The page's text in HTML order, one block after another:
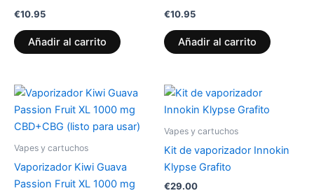
€10.95
Añadir al carrito
€10.95
Añadir al carrito
Vapes y cartuchos
Vaporizador Kiwi Guava
Passion Fruit XL 1000 mg
Vapes y cartuchos
Kit de vaporizador Innokin
Klypse Grafito
€29.00